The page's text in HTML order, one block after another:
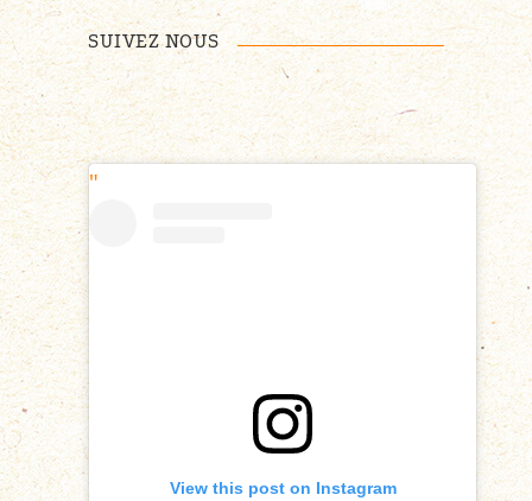
SUIVEZ NOUS
View this post on Instagram